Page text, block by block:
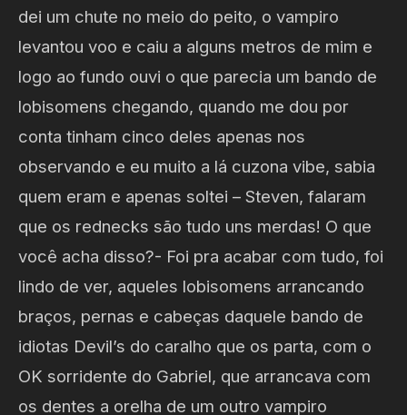
dei um chute no meio do peito, o vampiro
levantou voo e caiu a alguns metros de mim e
logo ao fundo ouvi o que parecia um bando de
lobisomens chegando, quando me dou por
conta tinham cinco deles apenas nos
observando e eu muito a lá cuzona vibe, sabia
quem eram e apenas soltei – Steven, falaram
que os rednecks são tudo uns merdas! O que
você acha disso?- Foi pra acabar com tudo, foi
lindo de ver, aqueles lobisomens arrancando
braços, pernas e cabeças daquele bando de
idiotas Devil’s do caralho que os parta, com o
OK sorridente do Gabriel, que arrancava com
os dentes a orelha de um outro vampiro